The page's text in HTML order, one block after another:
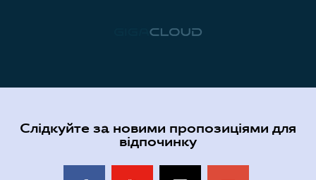
Слідкуйте за новими пропозиціями для
відпочинку